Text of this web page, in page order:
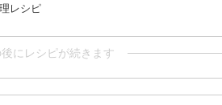
レシピ
にレシピが続きます